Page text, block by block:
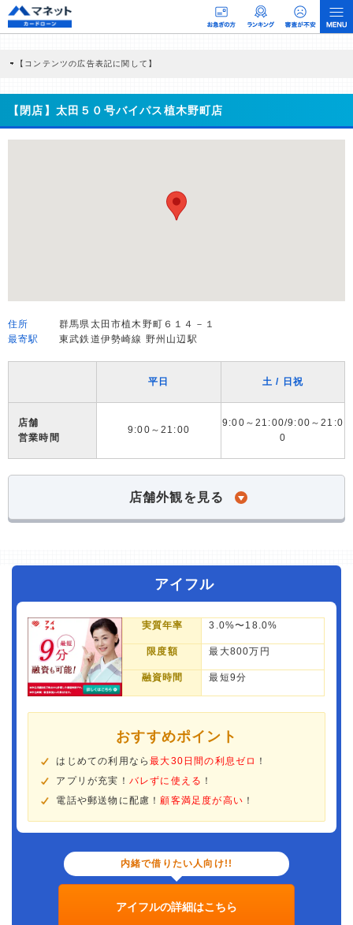
【コンテンツの広告表記に関して】
商品を根拠なくPRするものではなく、当編集部の調査／ユーザーへの口コミ収集な
どに基づき、公平性を担保した情報提供を行っています。
>提携企業一覧
【閉店】太田５０号バイパス植木野町店
住所
群馬県太田市植木野町６１４－１
最寄駅
東武鉄道伊勢崎線 野州山辺駅
平日 土 / 日祝
店舗
営業時間
9:00～21:00
9:00～21:00/9:00～21:0
0
店舗外観を見る
アイフル
実質年率 3.0%〜18.0%
限度額 最大800万円
融資時間 最短9分
おすすめポイント
はじめての利用なら最大30日間の利息ゼロ ！
アプリが充実！ バレずに使える ！
電話や郵送物に配慮！顧客満足度が高い ！
内緒で借りたい人向け!!
アイフルの詳細はこちら